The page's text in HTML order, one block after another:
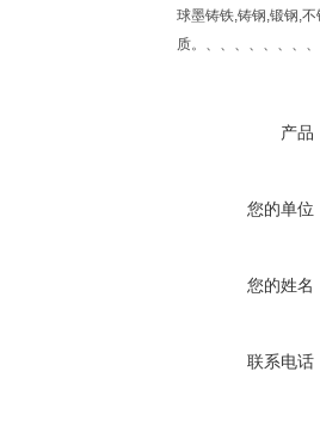
球墨铸铁,铸钢,锻钢,
质。、、、、、、、
产品
您的单位
您的姓名
联系电话